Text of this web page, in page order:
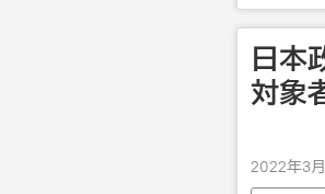
米国
日本
対象
2022年3